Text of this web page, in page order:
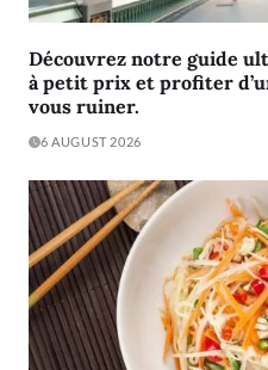
Découvrez notre guide
à petit prix et profiter
vous ruiner.
6 AUGUST 2026